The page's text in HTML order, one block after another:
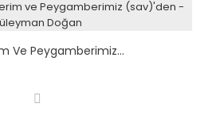
Ve Peygamberimiz...